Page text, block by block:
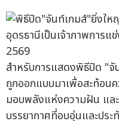
สำหรับการแสดงพิธีปิด "จั
ถูกออกแบบมาเพื่อสะท้อน
มอบพลังแห่งความฝัน และ
บรรยากาศที่อบอุ่นและประ